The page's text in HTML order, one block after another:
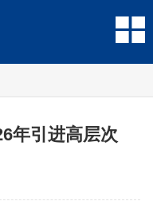
年引进高层次